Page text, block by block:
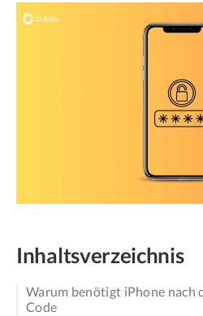
Inhaltsverzeichnis
Warum benötigt iPhone nach
Code